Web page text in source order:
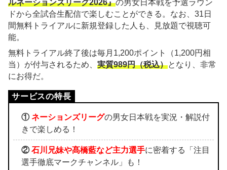
ルネーションズリーグ2026』の男女日本戦を予選ラウン
ドから全試合生配信で楽しむことができる。なお、31日
間無料トライアルに新規登録した人も、見放題で視聴可
能。
無料トライアル終了後は毎月1,200ポイント（1,200円相
当）が付与されるため、 実質989円（税込）となり、非常
にお得だ。
① ネーションズリーグの男女日本戦を実況・解説付
きで楽しめる！
② 石川兄妹や髙橋藍など主力選手に密着する「注目
選手徹底マークチャンネル」も！